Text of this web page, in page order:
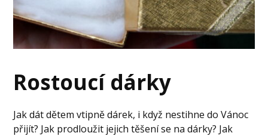
Rostoucí dárky
Jak dát dětem vtipně dárek, i když nestihne do Vánoc
přijít? Jak prodloužit jejich těšení se na dárky? Jak